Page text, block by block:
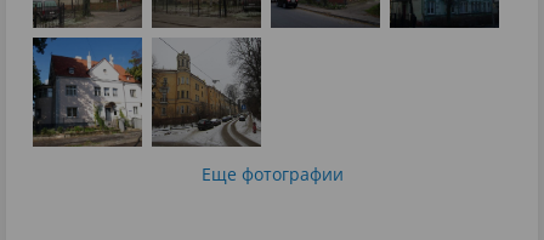
Еще фотографии